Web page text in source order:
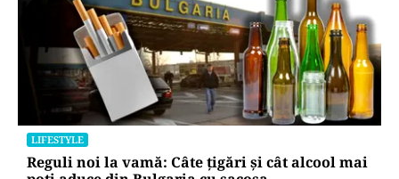
LIFESTYLE
Reguli noi la vamă: Câte țigări și cât alcool mai